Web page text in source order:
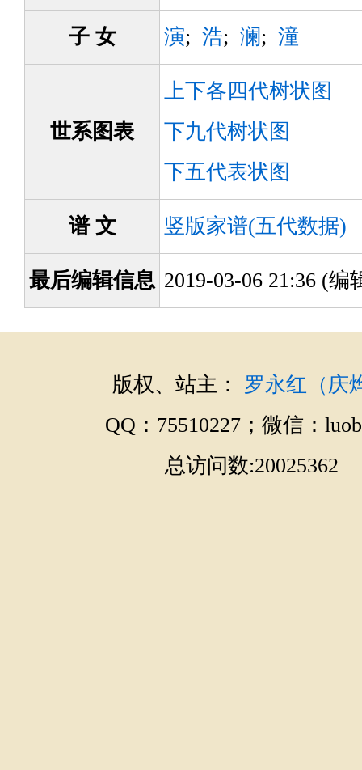
子 女 演; 浩; 澜 ; 潼
世系图表
上下各四代树状图
下九代树状图
下五代表状图
谱 文 竖版家谱(五代数据)
最后编辑信息 2019-03-06 21:36 (编
版权、站主： 罗永红（庆
QQ：75510227；微信：
总访问数:20025362